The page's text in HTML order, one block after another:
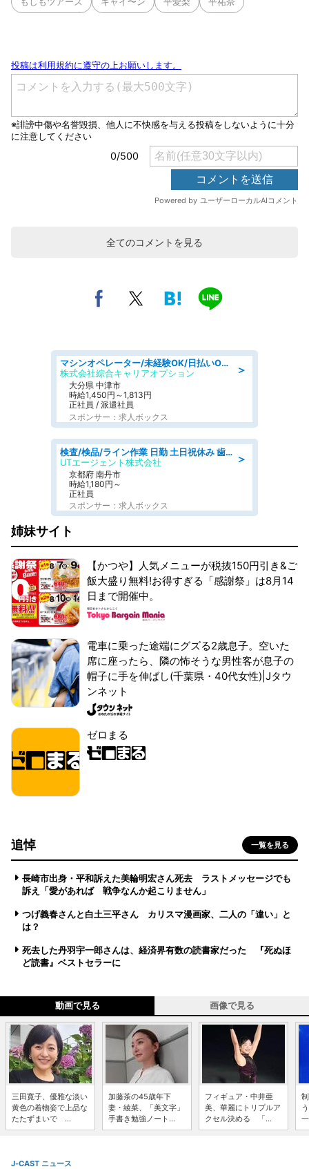
全てのコメントを見る
＞
マシンオペレーター/未経験OK/日払いOK/寮費無料/交替制/20・30・40代活躍中
株式会社綜合キャリアオプション
大分県 中津市
時給1,450円～1,813円
正社員 / 派遣社員
スポンサー：求人ボックス
＞
検査/検品/ライン作業 日勤 土日祝休み 歯科模型製造 有償休憩あり 残業ほぼなし
UTエージェント株式会社
京都府 南丹市
時給1,180円～
正社員
スポンサー：求人ボックス
姉妹サイト
【かつや】人気メニューが税抜150円引き&ご
飯大盛り無料!お得すぎる「感謝祭」は8月14
日まで開催中。
電車に乗った途端にグズる2歳息子。空いた
席に座ったら、隣の怖そうな男性客が息子の
帽子に手を伸ばし(千葉県・40代女性)|Jタウ
ンネット
ゼロまる
追悼 一覧を見る
長崎市出身・平和訴えた美輪明宏さん死去 ラストメッセージでも
訴え「愛があれば 戦争なんか起こりません」
つげ義春さんと白土三平さん カリスマ漫画家、二人の「違い」と
は？
死去した丹羽宇一郎さんは、経済界有数の読書家だった 『死ぬほ
ど読書』ベストセラーに
動画で見る 画像で見る
三田寛子、優雅な淡い
黄色の着物姿で上品な
たたずまいで ...
加藤茶の45歳年下
妻・綾菜、「美文字」
手書き勉強ノート...
フィギュア・中井亜
美、華麗にトリプルア
クセル決める 「...
J-CAST ニュース